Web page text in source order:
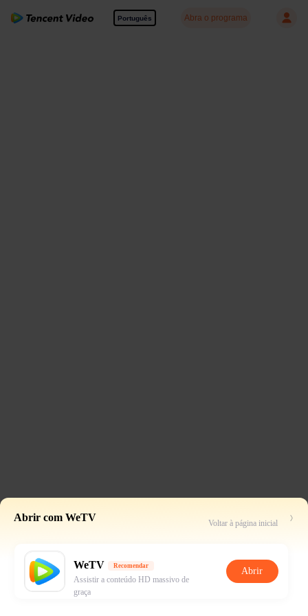
Português Abra o programa
Abrir com WeTV Voltar à página inicial
WeTV Recomendar
Assistir a conteúdo HD massivo de
graça
Abrir